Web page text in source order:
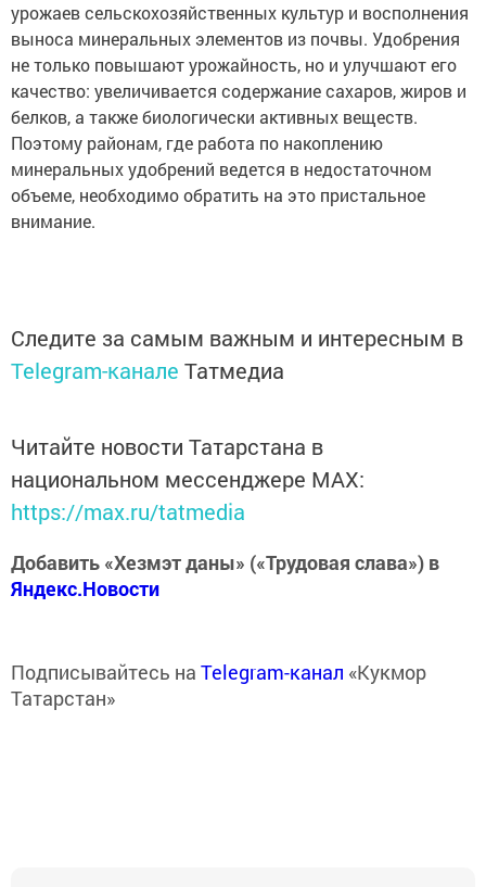
урожаев сельскохозяйственных культур и восполнения
выноса минеральных элементов из почвы. Удобрения
не только повышают урожайность, но и улучшают его
качество: увеличивается содержание сахаров, жиров и
белков, а также биологически активных веществ.
Поэтому районам, где работа по накоплению
минеральных удобрений ведется в недостаточном
объеме, необходимо обратить на это пристальное
внимание.
Следите за самым важным и интересным в
Telegram-канале Татмедиа
Читайте новости Татарстана в
национальном мессенджере MАХ:
https://max.ru/tatmedia
Добавить «Хезмэт даны» («Трудовая слава») в
Яндекс.Новости
Подписывайтесь на Telegram-канал «Кукмор
Татарстан»